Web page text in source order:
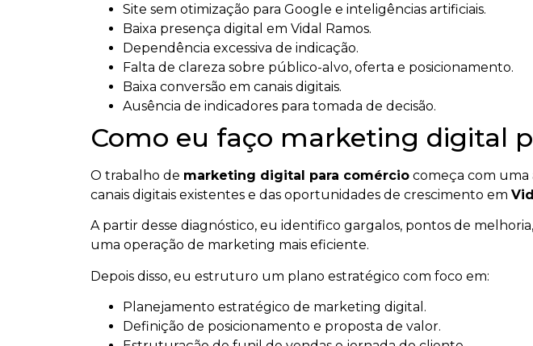
Site sem otimização para Google e inteligências artificiais.
Baixa presença digital em Vidal Ramos.
Dependência excessiva de indicação.
Falta de clareza sobre público-alvo, oferta e posicionamento.
Baixa conversão em canais digitais.
Ausência de indicadores para tomada de decisão.
Como eu faço marketing digital
O trabalho de marketing digital para comércio começa com uma
canais digitais existentes e das oportunidades de crescimento em
A partir desse diagnóstico, eu identifico gargalos, pontos de
uma operação de marketing mais eficiente.
Depois disso, eu estruturo um plano estratégico com foco em:
Planejamento estratégico de marketing digital.
Definição de posicionamento e proposta de valor.